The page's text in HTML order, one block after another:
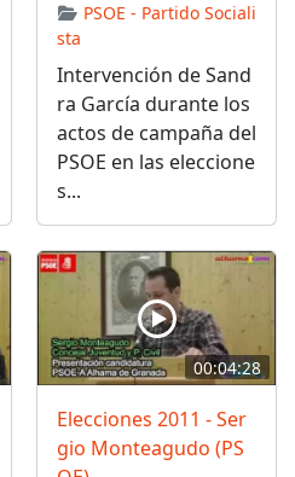
PSOE - Partido Sociali
sta
Intervención de Sand
ra García durante los
actos de campaña del
PSOE en las eleccione
s...
00:04:28
Elecciones 2011 - Ser
gio Monteagudo (PS